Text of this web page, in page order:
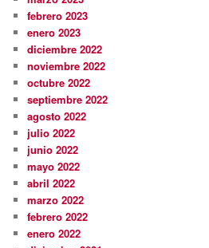
febrero 2023
enero 2023
diciembre 2022
noviembre 2022
octubre 2022
septiembre 2022
agosto 2022
julio 2022
junio 2022
mayo 2022
abril 2022
marzo 2022
febrero 2022
enero 2022